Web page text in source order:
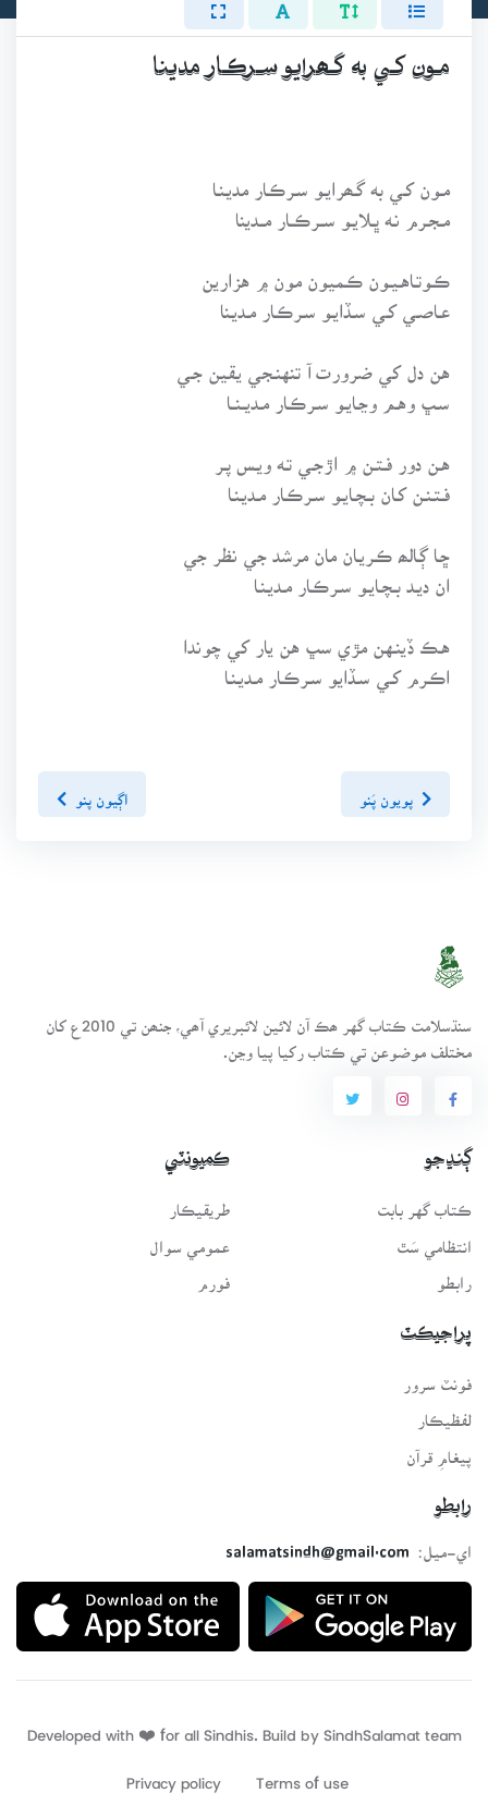
مـون کـي به گـھرايـو سـرڪـار مديـنـا
مـون کـي به گـھرايـو سـرڪـار مديـنـا
مـجـرم نـه ڀـلايـو ســرڪــار مــدينا
ڪـوتـاهـيـون ڪـميون مون ۾ هزارين
عـاصـي کـي سـڏايـو سـرڪـار مـديـنا
هن دل کي ضرورت آ تنهنـجي يقين جـي
سـڀ وهـم وڃـايـو سـرڪـار مـديــنــا
هـن دور فـتـن ۾ اڙجـي تـه ويـس پـر
فـتـنـن کـان بـچـايـو سـرڪـار مـديـنـا
ڇـا ڳـالھ ڪـريـان مان مرشد جي نظر جي
ان ديـد بـچـايـو سـرڪـار مـديـنـا
هـڪ ڏينـهن مڙي سڀ هن يار کي چوندا
اڪـرم کـي سـڏايو سـرڪـار مـديـنـا
پويون پَنو اڳيون پنو
سنڌسلامت ڪتاب گهر ھڪ آن لائين لائبريري آھي، جنھن تي 2010ع کان
مختلف موضوعن تي ڪتاب رکيا پيا وڃن.
ڳنڍجو
ڪتاب گهر بابت
انتظامي سَٿ
رابطو
ڪميونٽي
طريقيڪار
عمومي سوال
فورم
پراجيڪٽ
لفظيڪار
پيغامِ قرآن
رابطو
اي-ميل:
salamatsindh@gmail.com
Developed with ❤️ for all Sindhis. Build by
Terms of use